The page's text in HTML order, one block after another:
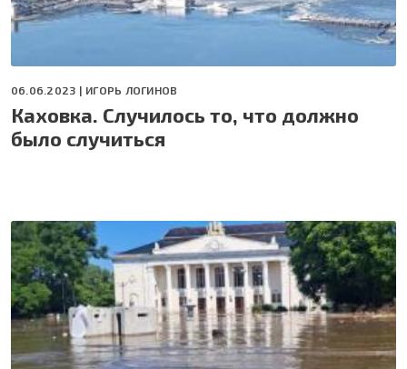
06.06.2023 | ИГОРЬ ЛОГИНОВ
Каховка. Случилось то, что должно
было случиться